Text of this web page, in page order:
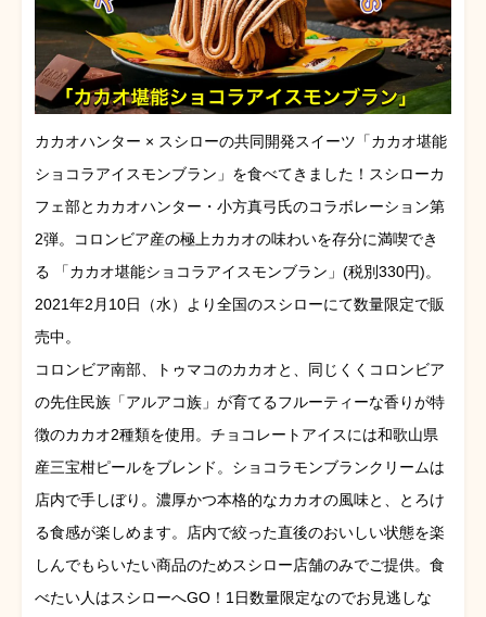
カカオハンター × スシローの共同開発スイーツ「カカオ堪能
ショコラアイスモンブラン」を食べてきました！スシローカ
フェ部とカカオハンター・小方真弓氏のコラボレーション第
2弾。コロンビア産の極上カカオの味わいを存分に満喫でき
る 「カカオ堪能ショコラアイスモンブラン」(税別330円)。
2021年2月10日（水）より全国のスシローにて数量限定で販
売中。
コロンビア南部、トゥマコのカカオと、同じくくコロンビア
の先住民族「アルアコ族」が育てるフルーティーな香りが特
徴のカカオ2種類を使用。チョコレートアイスには和歌山県
産三宝柑ピールをブレンド。ショコラモンブランクリームは
店内で手しぼり。濃厚かつ本格的なカカオの風味と、とろけ
る食感が楽しめます。店内で絞った直後のおいしい状態を楽
しんでもらいたい商品のためスシロー店舗のみでご提供。食
べたい人はスシローへGO！1日数量限定なのでお見逃しな